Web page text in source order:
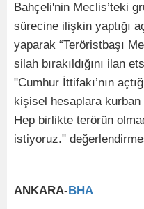
Bahçeli'nin Meclis’teki
sürecine ilişkin yaptığı
yaparak “Teröristbaşı
silah bırakıldığını ilan
"Cumhur İttifakı’nın
kişisel hesaplara
Hep birlikte terörün
istiyoruz."
ANKARA- BHA